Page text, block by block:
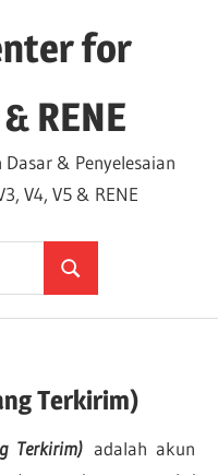
for
RENE
& Penyelesaian
V4, V5 & RENE
Search
Terkirim)
Terkirim)adalah akun